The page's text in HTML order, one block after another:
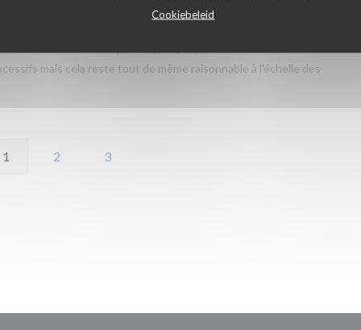
Cookiebeleid
Je recommande vivement! Les plus : - Les plats et les cocktails
- Le service était excellent (notre serveur Pedro a été
sanitaires n'étaient pas les plus propres et nécessitent des
mais cela reste tout de même raisonnable à l'échelle des
1 2 3